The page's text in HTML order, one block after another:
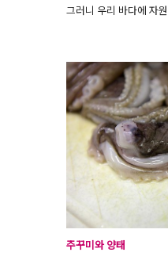
그러니 우리 바다에 자
주꾸미와 양태